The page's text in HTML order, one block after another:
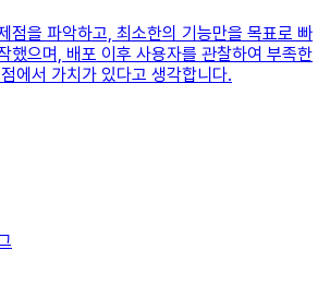
점을 파악하고, 최소한의 기능만을 목표로 빠
했으며, 배포 이후 사용자를 관찰하여 부족한
에서 가치가 있다고 생각합니다.